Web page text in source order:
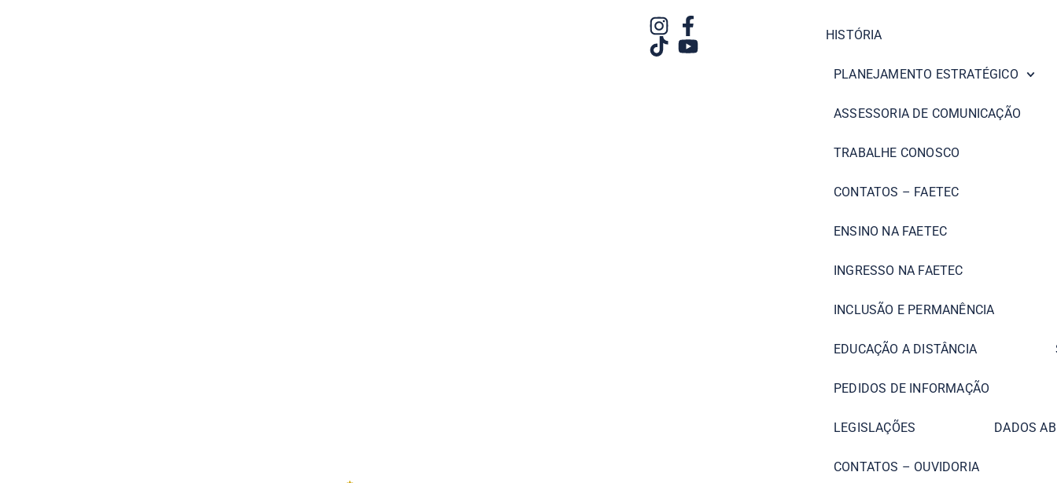
HISTÓRIA
PLANEJAMENTO ESTRATÉGICO
ASSESSORIA DE COMUNICAÇÃO
TRABALHE CONOSCO
CONTATOS – FAETEC
ENSINO NA FAETEC
INGRESSO NA FAETEC
INCLUSÃO E PERMANÊNCIA
EDUCAÇÃO A DISTÂNCIA
PEDIDOS DE INFORMAÇÃO
LEGISLAÇÕES DADOS
CONTATOS – OUVIDORIA